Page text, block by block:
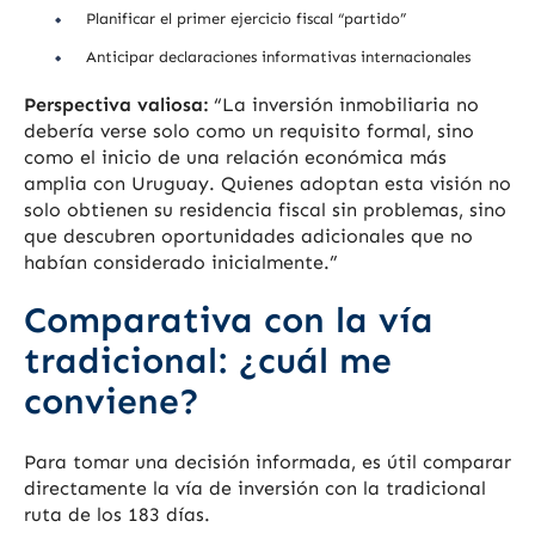
Planificar el primer ejercicio fiscal “partido”
Anticipar declaraciones informativas internacionales
Perspectiva valiosa: “La inversión inmobiliaria no
debería verse solo como un requisito formal, sino
como el inicio de una relación económica más
amplia con Uruguay. Quienes adoptan esta visión no
solo obtienen su residencia fiscal sin problemas, sino
que descubren oportunidades adicionales que no
habían considerado inicialmente.”
Comparativa con la vía
tradicional: ¿cuál me
conviene?
Para tomar una decisión informada, es útil comparar
directamente la vía de inversión con la tradicional
ruta de los 183 días.